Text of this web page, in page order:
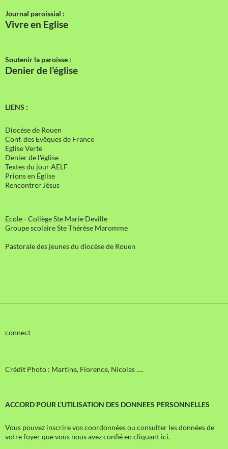
Journal paroissial :
Vivre en Eglise
Soutenir la paroisse :
Denier de l’église
LIENS :
Diocèse de Rouen
Conf. des Evêques de France
Eglise Verte
Denier de l'église
Textes du jour AELF
Prions en Église
Rencontrer Jésus
Ecole - Collège Ste Marie Deville
Groupe scolaire Ste Thérèse Maromme
Pastorale des jeunes du diocèse de Rouen
connect
Crédit Photo : Martine, Florence, Nicolas ….
ACCORD POUR L’UTILISATION DES DONNEES PERSONNELLES
Vous pouvez inscrire vos coordonnées ou consulter les données de
votre foyer que vous nous avez confié en cliquant ici.